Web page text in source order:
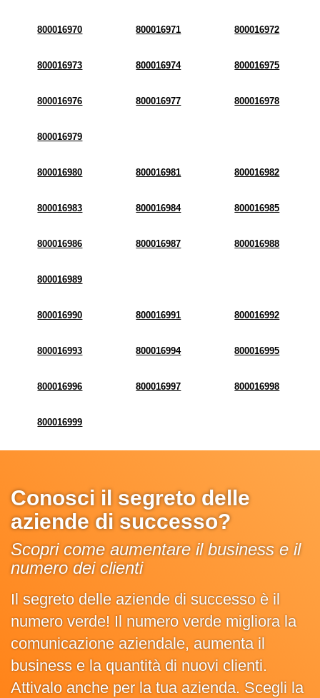
800016970 800016971 800016972
800016973 800016974 800016975
800016976 800016977 800016978
800016979
800016980 800016981 800016982
800016983 800016984 800016985
800016986 800016987 800016988
800016989
800016990 800016991 800016992
800016993 800016994 800016995
800016996 800016997 800016998
800016999
Conosci il segreto delle
aziende di successo?
Scopri come aumentare il business e il
numero dei clienti
Il segreto delle aziende di successo è il
numero verde! Il numero verde migliora la
comunicazione aziendale, aumenta il
business e la quantità di nuovi clienti.
Attivalo anche per la tua azienda. Scegli la